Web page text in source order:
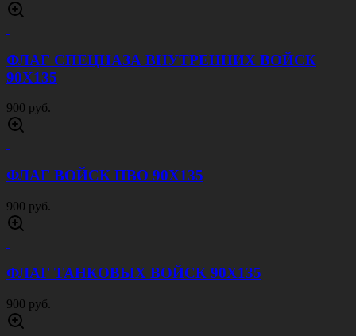
ФЛАГ СПЕЦНАЗА ВНУТРЕННИХ ВОЙСК
90Х135
900 руб.
ФЛАГ ВОЙСК ПВО 90Х135
900 руб.
ФЛАГ ТАНКОВЫХ ВОЙСК 90Х135
900 руб.